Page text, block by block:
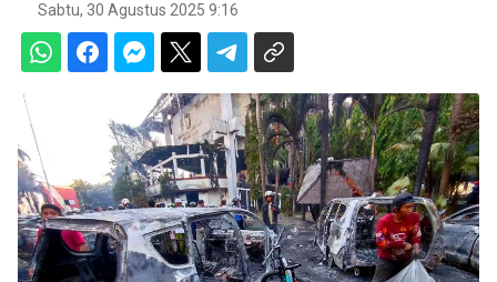
Sabtu, 30 Agustus 2025 9:16